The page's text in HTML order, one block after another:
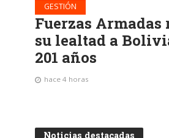
GESTIÓN
Fuerzas Armadas
su lealtad a
201 años
hace 4 horas
Noticias destacadas